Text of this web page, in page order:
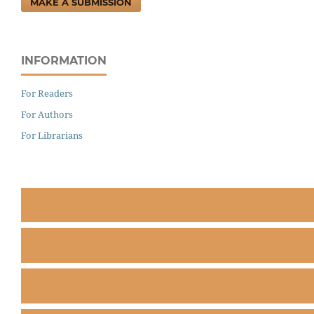
INFORMATION
For Readers
For Authors
For Librarians